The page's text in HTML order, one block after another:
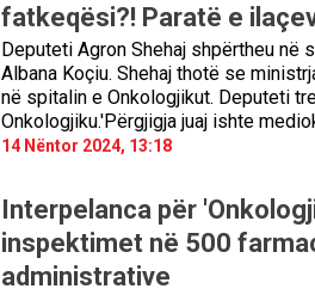
fatkeqësi?! Paratë e
Deputeti Agron Shehaj shpërtheu në
Albana Koçiu. Shehaj thotë se
në spitalin e Onkologjikut. Deputeti
Onkologjiku.'Përgjigja juaj ishte
14 Nëntor 2024, 13:18
Interpelanca për
inspektimet në 500
administrative